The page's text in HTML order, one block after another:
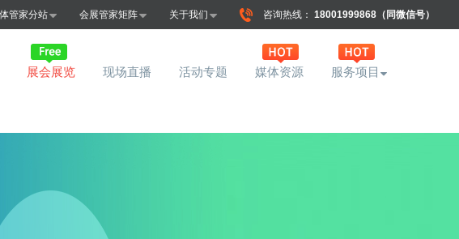
管家分站 会展管家矩阵 关于我们 咨询热线： 18001999868（同微信号）
展会展览 现场直播 活动专题 媒体资源 服务项目